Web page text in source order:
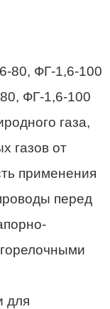
ФГ-1,6-100
газа,
газов от
применения
перед
для